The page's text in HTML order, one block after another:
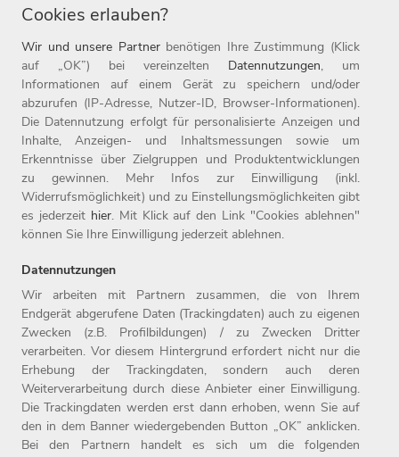
Home
Arbeitgeber
Benefits
Jobs
Initiativbewerbung
Kontakt
Compliance
Datenschutz
Impressum
Cookies erlauben?
Wir und unsere Partnerbenötigen Ihre Zustimmung (Klick
auf „OK”) bei vereinzelten Datennutzungen, um
Informationen auf einem Gerät zu speichern und/oder
abzurufen (IP-Adresse, Nutzer-ID, Browser-Informationen).
Die Datennutzung erfolgt für personalisierte Anzeigen und
Inhalte, Anzeigen- und Inhaltsmessungen sowie um
Erkenntnisse über Zielgruppen und Produktentwicklungen
zu gewinnen. Mehr Infos zur Einwilligung (inkl.
Widerrufsmöglichkeit) und zu Einstellungsmöglichkeiten gibt
es jederzeit hier. Mit Klick auf den Link "Cookies ablehnen"
können Sie Ihre Einwilligung jederzeit ablehnen.
Datennutzungen
Wir arbeiten mit Partnern zusammen, die von Ihrem
Endgerät abgerufene Daten (Trackingdaten) auch zu eigenen
Zwecken (z.B. Profilbildungen) / zu Zwecken Dritter
verarbeiten. Vor diesem Hintergrund erfordert nicht nur die
Erhebung der Trackingdaten, sondern auch deren
Weiterverarbeitung durch diese Anbieter einer Einwilligung.
Die Trackingdaten werden erst dann erhoben, wenn Sie auf
den in dem Banner wiedergebenden Button „OK” anklicken.
Bei den Partnern handelt es sich um die folgenden